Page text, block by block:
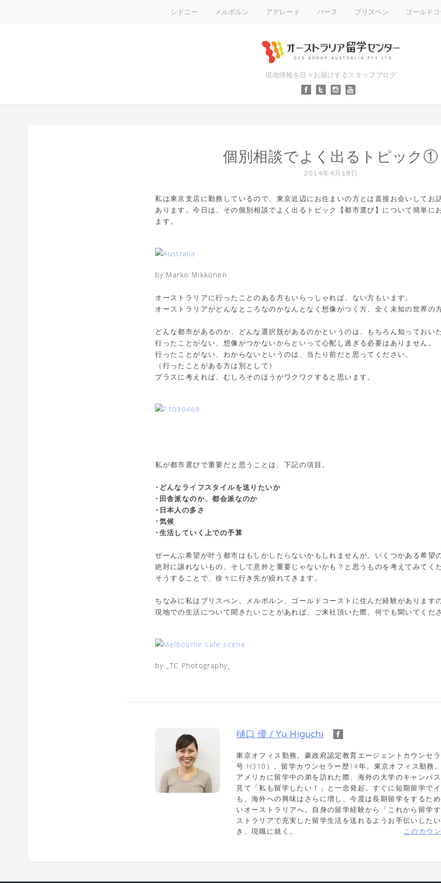
シドニー メルボルン アデレード パース ブリスベン ゴールド
現地情報を日々お届けするスタッフブログ
個別相談でよく出るトピック①
2014年4月18日
私は東京支店に勤務しているので、東京近辺にお住まいの方とは直接お会いしてお
あります。今日は、その個別相談でよく出るトピック【都市選び】について簡単に
ます。
by Marko Mikkonen
オーストラリアに行ったことのある方もいらっしゃれば、ない方もいます。
オーストラリアがどんなところなのかなんとなく想像がつく方、全く未知の世界の
どんな都市があるのか、どんな選択肢があるのかというのは、もちろん知っておい
行ったことがない、想像がつかないからといって心配し過ぎる必要はありません。
行ったことがない、わからないというのは、当たり前だと思ってください。
（行ったことがある方は別として）
プラスに考えれば、むしろそのほうがワクワクすると思います。
私が都市選びで重要だと思うことは、下記の項目。
･どんなライフスタイルを送りたいか
･田舎派なのか、都会派なのか
･日本人の多さ
･気候
･生活していく上での予算
ぜーんぶ希望が叶う都市はもしかしたらないかもしれませんが、いくつかある希望
絶対に譲れないもの、そして意外と重要じゃないかも？と思うものを考えてみてくだ
そうすることで、徐々に行き先が絞れてきます。
ちなみに私はブリスべン、メルボルン、ゴールドコーストに住んだ経験がありますの
現地での生活について聞きたいことがあれば、ご来社頂いた際、何でも聞いてくだ
by _TC Photography_
樋口 優 / Yu Higuchi
東京オフィス勤務。豪政府認定教育エージェントカウンセ
号 H310）。留学カウンセラー歴14年。東京オフィス勤務。
アメリカに留学中の弟を訪れた際、海外の大学のキャンパ
見て「私も留学したい！」と一念発起。すぐに短期留学で
も、海外への興味はさらに増し、今度は長期留学をするた
いオーストラリアへ。自身の留学経験から「これから留学
ストラリアで充実した留学生活を送れるようお手伝いした
き、現職に就く。
このカウ